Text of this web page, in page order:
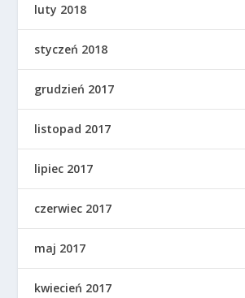
luty 2018
styczeń 2018
grudzień 2017
listopad 2017
lipiec 2017
czerwiec 2017
maj 2017
kwiecień 2017